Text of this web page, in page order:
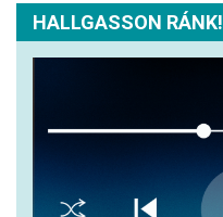
HALLGASSON RÁNK!